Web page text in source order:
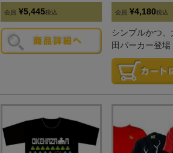
会員 ¥5,445税込 会員 ¥4,180税込
シンプルかつ
田パーカー登場